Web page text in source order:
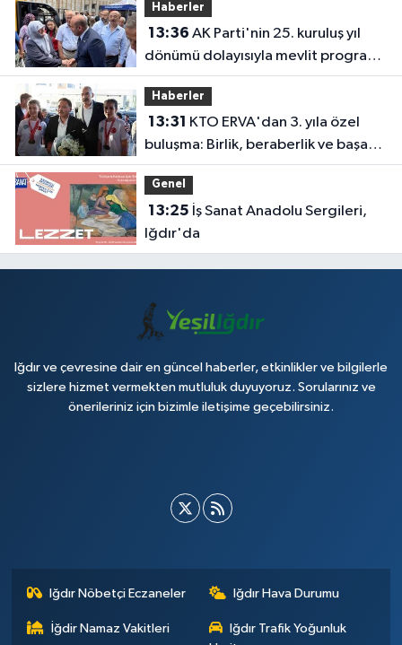
Haberler
13:36
dönümü dolayısıyla mevlit programı
düzenlendi
Haberler
13:31
buluşma: Birlik, beraberlik ve başarı
bir arada
Genel
13:25
Iğdır'da
Iğdır ve çevresine dair en güncel haberler, etkinlikler ve bilgilerle
sizlere hizmet vermekten mutluluk duyuyoruz. Sorularınız ve
önerileriniz için bizimle iletişime geçebilirsiniz.
Iğdır Nöbetçi Eczaneler Iğdır Hava Durumu
İğdir Namaz Vakitleri
Iğdır Trafik Yoğunluk